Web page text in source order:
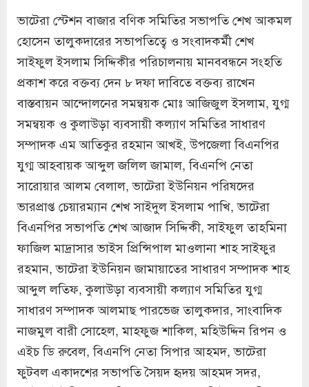
ভাটেরা স্টেশন বাজার বণিক সমিতির সভাপতি শেখ আকমল
হোসেন তালুকদারের সভাপতিত্বে ও সংবাদকর্মী শেখ
সাইফুল ইসলাম সিদ্দিকীর পরিচালনায় মানববন্ধনে সংহতি
প্রকাশ করে বক্তব্য দেন ৮ দফা দাবিতে বক্তব্য রাখেন
বাস্তবায়ন আন্দোলনের সমন্বয়ক মোঃ আজিজুল ইসলাম, যুগ্ম
সমন্বয়ক ও কুলাউড়া ব্যবসায়ী কল্যাণ সমিতির সাধারণ
সম্পাদক এম আতিকুর রহমান আখই, উপজেলা বিএনপির
যুগ্ম আহবায়ক আব্দুল জলিল জামাল, বিএনপি নেতা
সারোয়ার আলম বেলাল, ভাটেরা ইউনিয়ন পরিষদের
ভারপ্রাপ্ত চেয়ারম্যান শেখ সাইদুল ইসলাম পাখি, ভাটেরা
বিএনপির সভাপতি শেখ আজাদ সিদ্দিকী, সাইফুল তাহমিনা
ফাজিল মাদ্রাসার ভাইস প্রিন্সিপাল মাওলানা শাহ সাইফুর
রহমান, ভাটেরা ইউনিয়ন জামায়াতের সাধারণ সম্পাদক শাহ
আব্দুল লতিফ, কুলাউড়া ব্যবসায়ী কল্যাণ সমিতির যুগ্ম
সাধারণ সম্পাদক আলমাছ পারভেজ তালুকদার, সাংবাদিক
নাজমুল বারী সোহেল, মাহফুজ শাকিল, মহিউদ্দিন রিপন ও
এইচ ডি রুবেল, বিএনপি নেতা সিপার আহমদ, ভাটেরা
ফুটবল একাদশের সভাপতি সৈয়দ হৃদয় আহমদ সদর,